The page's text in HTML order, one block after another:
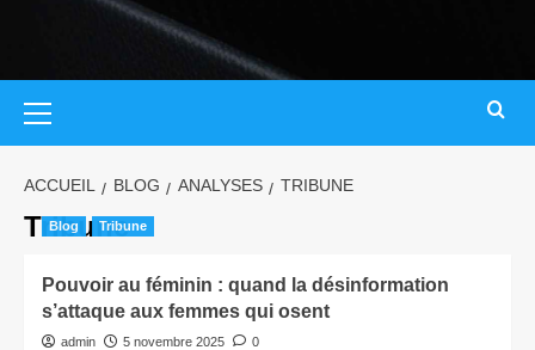
ACCUEIL BLOG ANALYSES TRIBUNE
Tribune
Blog Tribune
Pouvoir au féminin : quand la désinformation
s’attaque aux femmes qui osent
admin 5 novembre 2025 0